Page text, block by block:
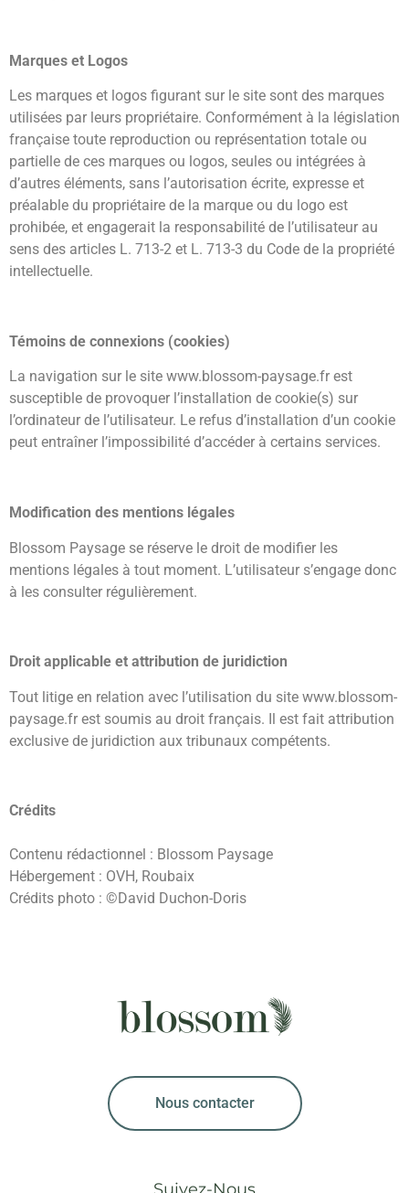
Marques et Logos
Les marques et logos figurant sur le site sont des marques
utilisées par leurs propriétaire. Conformément à la législation
française toute reproduction ou représentation totale ou
partielle de ces marques ou logos, seules ou intégrées à
d’autres éléments, sans l’autorisation écrite, expresse et
préalable du propriétaire de la marque ou du logo est
prohibée, et engagerait la responsabilité de l’utilisateur au
sens des articles L. 713-2 et L. 713-3 du Code de la propriété
intellectuelle.
Témoins de connexions (cookies)
La navigation sur le site www.blossom-paysage.fr est
susceptible de provoquer l’installation de cookie(s) sur
l’ordinateur de l’utilisateur. Le refus d’installation d’un cookie
peut entraîner l’impossibilité d’accéder à certains services.
Modification des mentions légales
Blossom Paysage se réserve le droit de modifier les
mentions légales à tout moment. L’utilisateur s’engage donc
à les consulter régulièrement.
Droit applicable et attribution de juridiction
Tout litige en relation avec l’utilisation du site www.blossom-
paysage.fr est soumis au droit français. Il est fait attribution
exclusive de juridiction aux tribunaux compétents.
Crédits
Contenu rédactionnel : Blossom Paysage
Hébergement : OVH, Roubaix
Crédits photo : ©David Duchon-Doris
Nous contacter